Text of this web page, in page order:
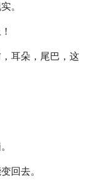
。
耳朵，尾巴，这
回去。